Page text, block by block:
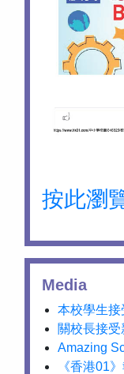
按此瀏
Media
本校學生
關校長接
Amazing
《香港01